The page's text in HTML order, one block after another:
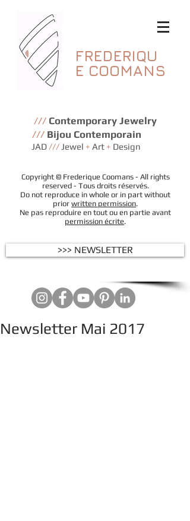
FREDERIQU
E COOMANS
/// Contemporary Jewelry
/// Bijou Contemporain
JAD /// Jewel + Art + Design
Copyright © Frederique Coomans - All rights
reserved - Tous droits réservés.
Do not reproduce in whole or in part without
prior written permission.
Ne pas reproduire en tout ou en partie avant
permission écrite.
>>> NEWSLETTER
Newsletter Mai 2017